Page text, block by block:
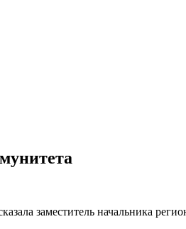
заместитель начальника